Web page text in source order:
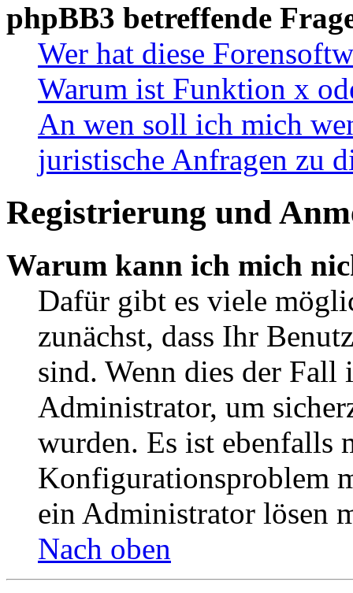
phpBB3 betreffende
Wer hat diese
Warum ist Funktion x
An wen soll ich mich
juristische Anfragen zu
Registrierung und
Warum kann ich mich
Dafür gibt es viele
zunächst, dass Ihr
sind. Wenn dies der Fall
Administrator, um
wurden. Es ist ebenfalls
Konfigurationsproblem
ein Administrator lösen
Nach oben